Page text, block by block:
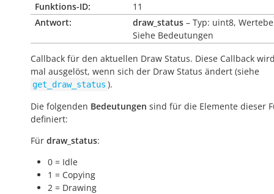
Funktions-ID:
11
Antwort:
draw_status – Typ: uint8,
Siehe Bedeutungen
Callback für den aktuellen Draw Status. Diese Callback
mal ausgelöst, wenn sich der Draw Status ändert (siehe
get_draw_status ).
Die folgenden Bedeutungen sind für die Elemente dieser
definiert:
Für draw_status:
0 = Idle
1 = Copying
2 = Drawing